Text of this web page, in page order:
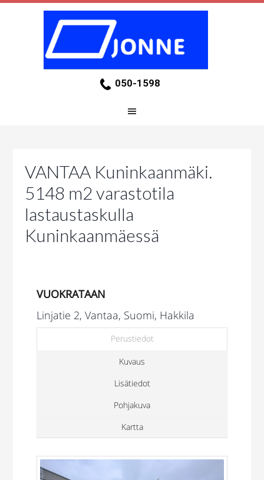
050-1598
VANTAA Kuninkaanmäki.
5148 m2 varastotila
lastaustaskulla
Kuninkaanmäessä
VUOKRATAAN
Linjatie 2, Vantaa, Suomi, Hakkila
Perustiedot
Kuvaus
Lisätiedot
Pohjakuva
Kartta